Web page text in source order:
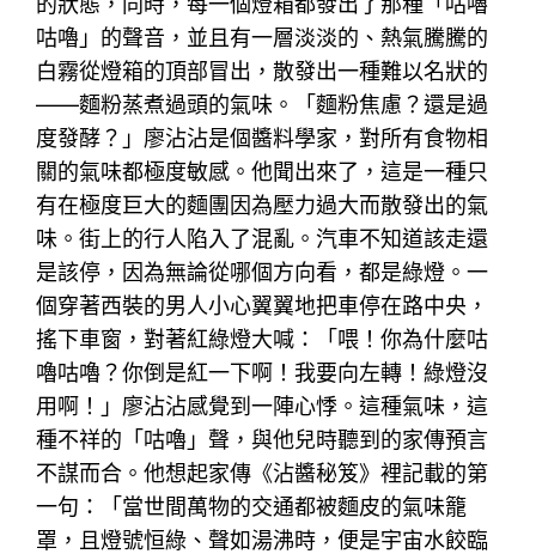
咕嚕」的聲音，並且有一層淡淡的、熱氣騰騰的
白霧從燈箱的頂部冒出，散發出一種難以名狀的
——麵粉蒸煮過頭的氣味。「麵粉焦慮？還是過
度發酵？」廖沾沾是個醬料學家，對所有食物相
關的氣味都極度敏感。他聞出來了，這是一種只
有在極度巨大的麵團因為壓力過大而散發出的氣
味。街上的行人陷入了混亂。汽車不知道該走還
是該停，因為無論從哪個方向看，都是綠燈。一
個穿著西裝的男人小心翼翼地把車停在路中央，
搖下車窗，對著紅綠燈大喊：「喂！你為什麼咕
嚕咕嚕？你倒是紅一下啊！我要向左轉！綠燈沒
用啊！」廖沾沾感覺到一陣心悸。這種氣味，這
種不祥的「咕嚕」聲，與他兒時聽到的家傳預言
不謀而合。他想起家傳《沾醬秘笈》裡記載的第
一句：「當世間萬物的交通都被麵皮的氣味籠
罩，且燈號恒綠、聲如湯沸時，便是宇宙水餃臨